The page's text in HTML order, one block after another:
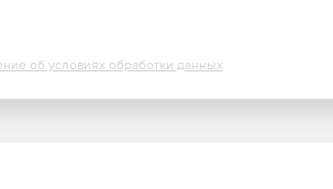
об условиях обработки данных